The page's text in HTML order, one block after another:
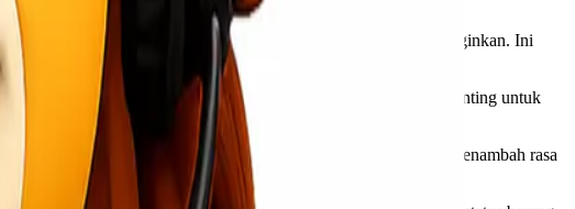
paling sesuai dengan anggaran dan waktu delivery yang diinginkan. Ini
tepat waktu tanpa hambatan berarti. Efisiensi ini sangat penting untuk
anggaran dengan lebih baik. Kejelasan informasi ini menambah rasa